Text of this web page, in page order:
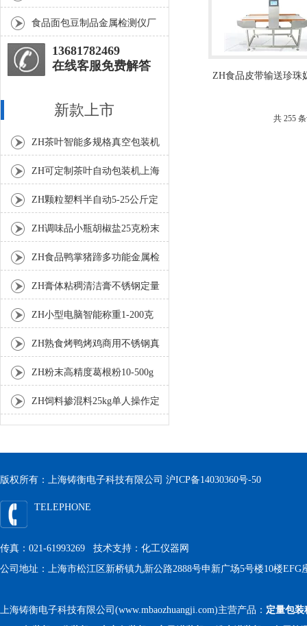
仪工厂生产
食品面包豆制品金属检测仪厂
家生产13681782469
在线客服免费解答
新款上市
ZH茶叶智能多规格真空包装机
上海厂家
ZH可定制茶叶自动包装机上海
厂家
ZH颗粒塑料半自动5-25公斤定
量包装机
ZH调味品小瓶胡椒盐25克粉末
灌装机
ZH食品鸭掌猪蹄多功能金属检
测机
ZH膏体粘稠清洁膏不锈钢定量
灌装机厂家
ZH小型电脑智能称重1-200克
分装机
ZH熟食烤鸭烤鸡商用不锈钢真
空包装机
ZH粉末高精度葛根粉10-500g
自动包装机
ZH饲料掺混料25kg单人操作定
量包装机
ZH食品皮带输送珍珠
共 255
版权所有：上海铸衡电子科技有限公司 沪ICP备14030360号-50
TELEPHONE
传真：021-61993269 技术支持： 化工仪器网
公司地址：上海市松江区新桥镇九新公路2888号申新广场5号楼10楼EFG
上海铸衡电子科技有限公司(www.mbaozhuangji.com)主营产品： 定量包装